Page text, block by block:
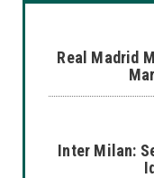
Real Madrid
Inter Milan: